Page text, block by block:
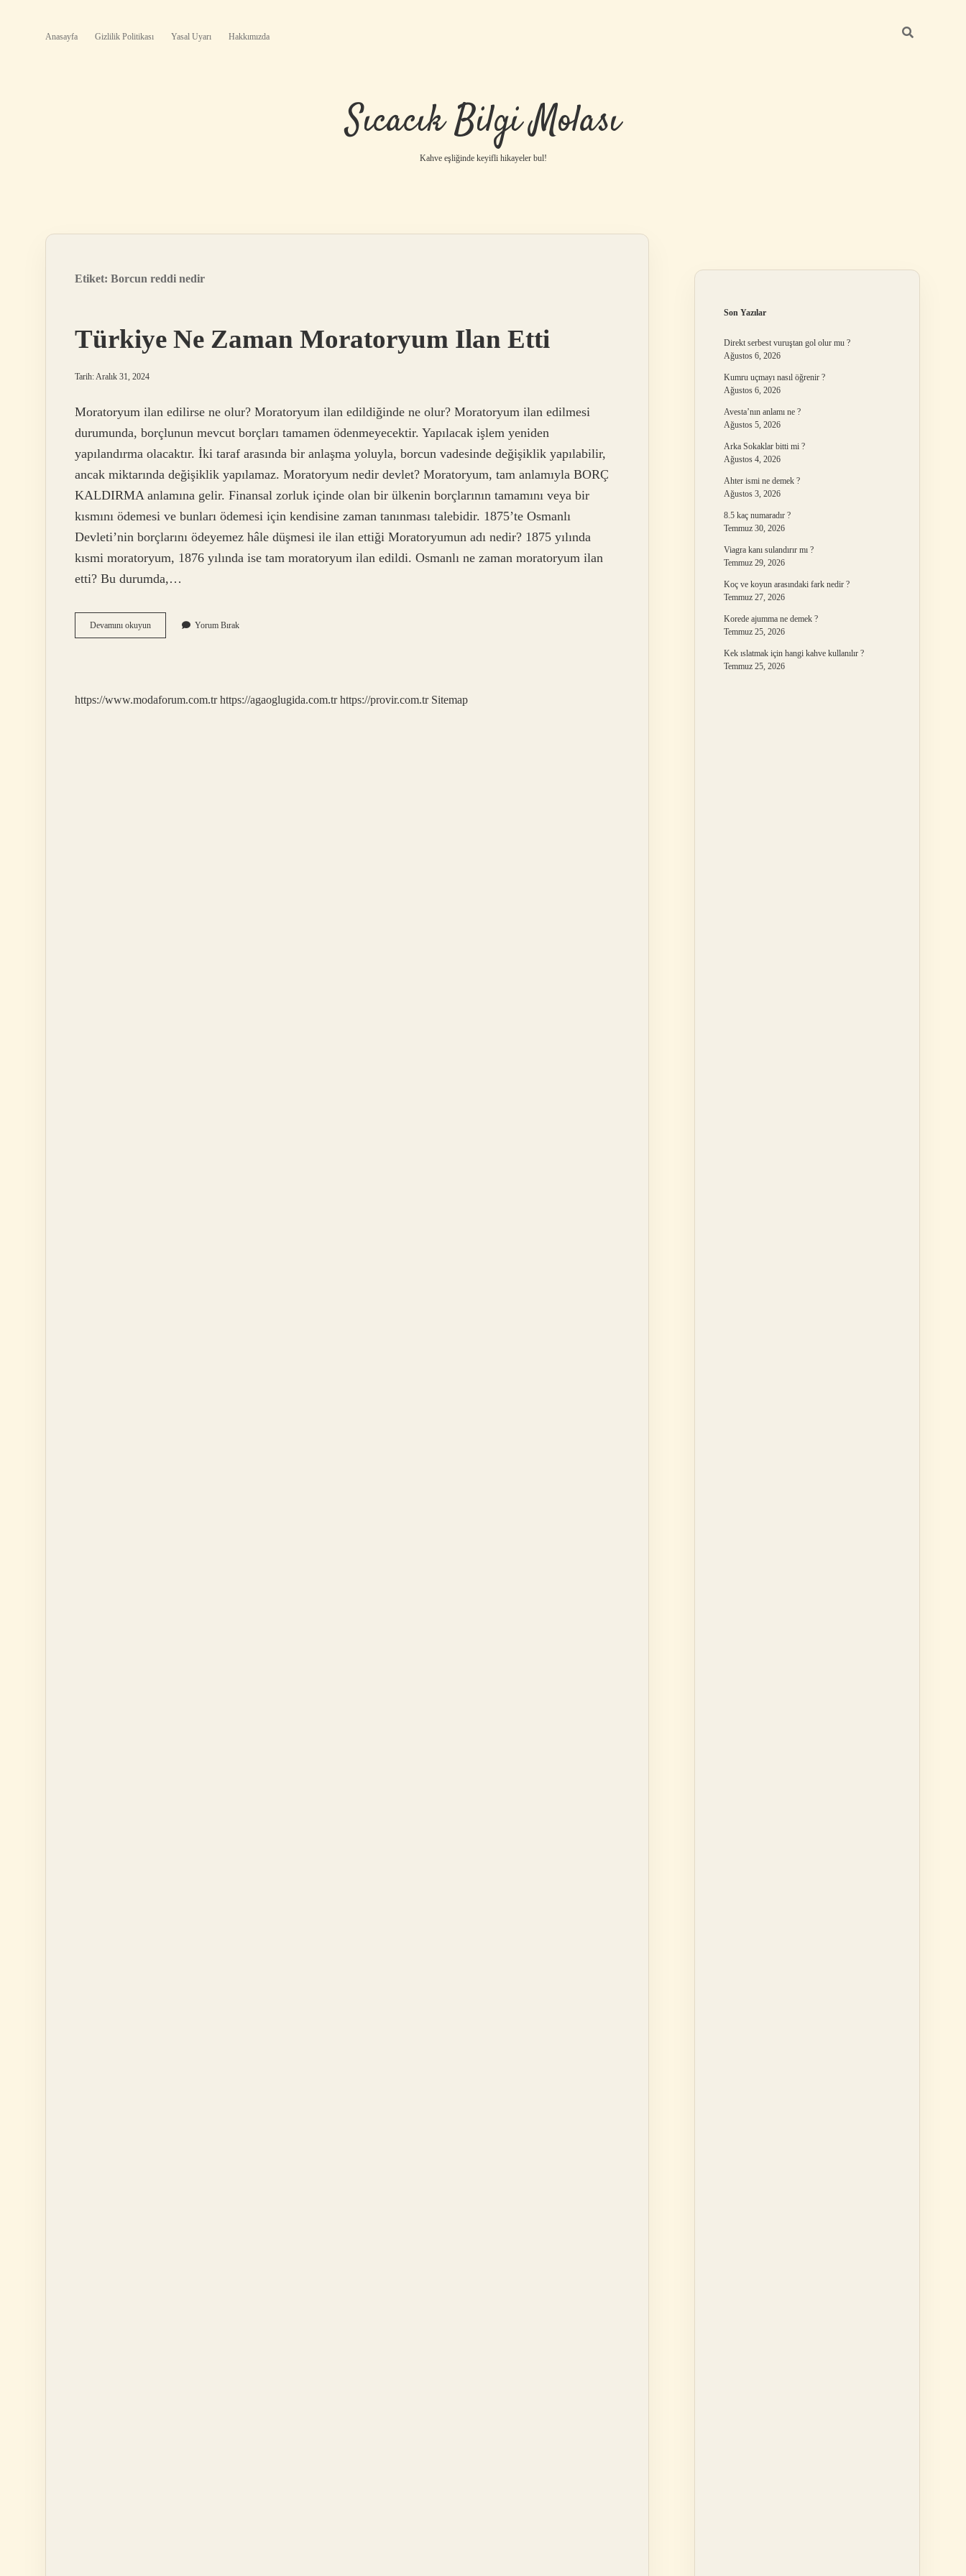
Anasayfa Gizlilik Politikası Yasal Uyarı Hakkımızda
Sıcacık Bilgi Molası
Kahve eşliğinde keyifli hikayeler bul!
Etiket: Borcun reddi nedir
Türkiye Ne Zaman Moratoryum Ilan Etti
Tarih: Aralık 31, 2024
Moratoryum ilan edilirse ne olur? Moratoryum ilan edildiğinde ne olur? Moratoryum ilan edilmesi
durumunda, borçlunun mevcut borçları tamamen ödenmeyecektir. Yapılacak işlem yeniden
yapılandırma olacaktır. İki taraf arasında bir anlaşma yoluyla, borcun vadesinde değişiklik yapılabilir,
ancak miktarında değişiklik yapılamaz. Moratoryum nedir devlet? Moratoryum, tam anlamıyla BORÇ
KALDIRMA anlamına gelir. Finansal zorluk içinde olan bir ülkenin borçlarının tamamını veya bir
kısmını ödemesi ve bunları ödemesi için kendisine zaman tanınması talebidir. 1875’te Osmanlı
Devleti’nin borçlarını ödeyemez hâle düşmesi ile ilan ettiği Moratoryumun adı nedir? 1875 yılında
kısmi moratoryum, 1876 yılında ise tam moratoryum ilan edildi. Osmanlı ne zaman moratoryum ilan
etti? Bu durumda,…
Devamını okuyunTürkiye
Ne
Yorum Bırak
https://www.modaforum.com.tr https://agaoglugida.com.tr https://provir.com.tr Sitemap
Son Yazılar
Direkt serbest vuruştan gol olur mu ?
Ağustos 6, 2026
Kumru uçmayı nasıl öğrenir ?
Ağustos 6, 2026
Avesta’nın anlamı ne ?
Ağustos 5, 2026
Arka Sokaklar bitti mi ?
Ağustos 4, 2026
Ahter ismi ne demek ?
Ağustos 3, 2026
8.5 kaç numaradır ?
Temmuz 30, 2026
Viagra kanı sulandırır mı ?
Temmuz 29, 2026
Koç ve koyun arasındaki fark nedir ?
Temmuz 27, 2026
Korede ajumma ne demek ?
Temmuz 25, 2026
Kek ıslatmak için hangi kahve kullanılır ?
Temmuz 25, 2026